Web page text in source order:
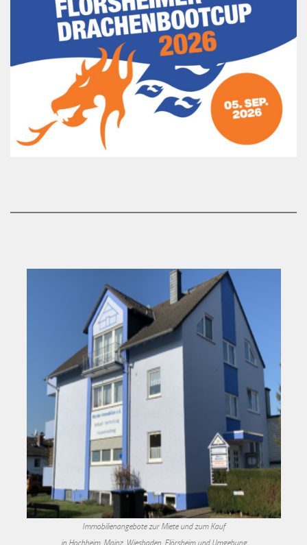
Immobilienangebote zur Miete und zum Kauf
in Hochheim, Mainz, Wiesbaden, Flörsheim und Umgebung